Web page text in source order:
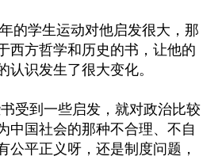
的学生运动对他启发很大，那
西方哲学和历史的书，让他的
认识发生了很大变化。
受到一些启发，就对政治比较
中国社会的那种不合理、不自
公平正义呀，还是制度问题，